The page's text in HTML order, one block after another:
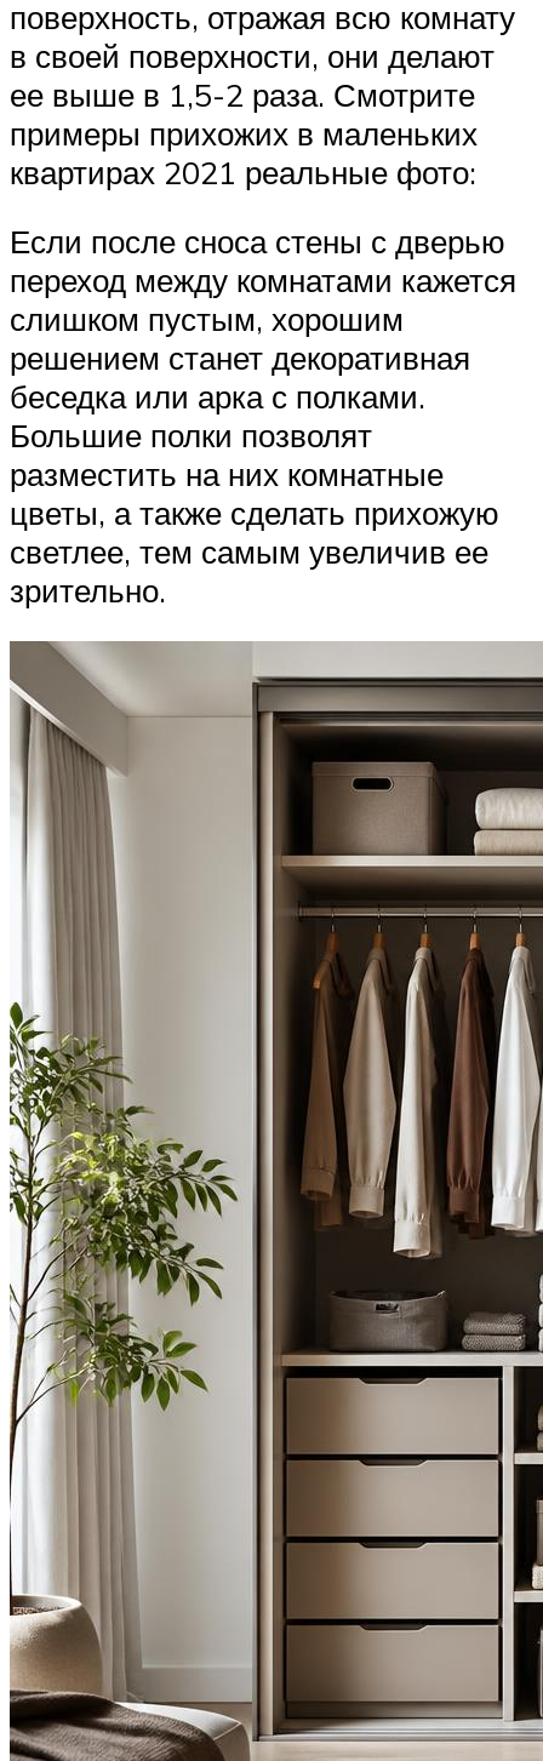
поверхность, отражая всю комнату
в своей поверхности, они делают
ее выше в 1,5-2 раза. Смотрите
примеры прихожих в маленьких
квартирах 2021 реальные фото:
Если после сноса стены с дверью
переход между комнатами кажется
слишком пустым, хорошим
решением станет декоративная
беседка или арка с полками.
Большие полки позволят
разместить на них комнатные
цветы, а также сделать прихожую
светлее, тем самым увеличив ее
зрительно.